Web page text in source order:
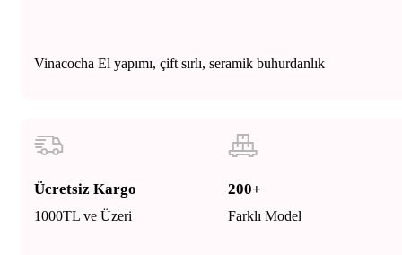
Vinacocha El yapımı, çift sırlı, seramik buhurdanlık
Ücretsiz Kargo
1000TL ve Üzeri
200+
Farklı Model